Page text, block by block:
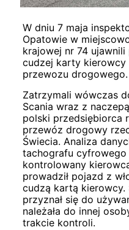
W dniu 7 maja
Opatowie w
krajowej nr 74
cudzej karty kierowcy
przewozu drogowego.
Zatrzymali wówczas
Scania wraz z
polski przedsiębiorca
przewóz drogowy
Świecia. Analiza
tachografu cyfrowego
kontrolowany
prowadził pojazd z
cudzą kartą kierowcy.
przyznał się do
należała do innej
trakcie kontroli.